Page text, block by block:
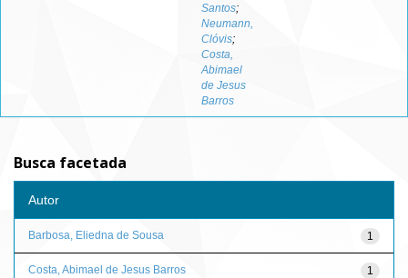
Santos;
Neumann,
Clóvis;
Costa,
Abimael
de Jesus
Barros
Busca facetada
Autor
1
Barbosa, Eliedna de Sousa
1
Costa, Abimael de Jesus Barros